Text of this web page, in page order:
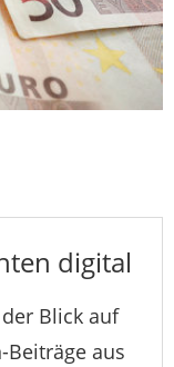
digital
Blick auf
aus